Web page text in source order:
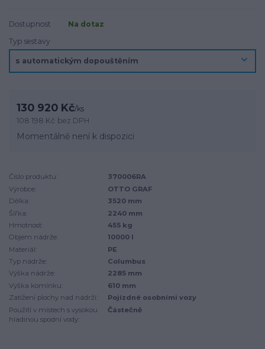
Dostupnost
Na dotaz
Typ sestavy
130 920 Kč/ks
108 198 Kč bez DPH
Momentálně není k dispozici
Číslo produktu:
370006RA
Výrobce:
OTTO GRAF
Délka:
3520 mm
Šířka:
2240 mm
Hmotnost:
455 kg
Objem nádrže:
10000 l
Materiál:
PE
Typ nádrže:
Columbus
Výška nádrže:
2285 mm
Výška komínku:
610 mm
Zatížení plochy nad nádrží:
Pojízdné osobními vozy
Použití v místech s vysokou
hladinou spodní vody:
Částečně